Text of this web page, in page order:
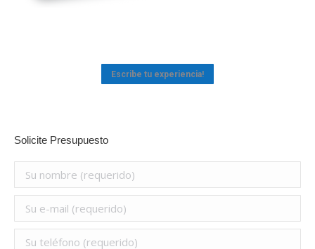
Escribe tu experiencia!
Solicite Presupuesto